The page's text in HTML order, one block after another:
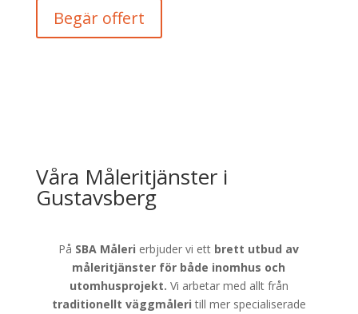
Begär offert
Våra Måleritjänster i
Gustavsberg
På SBA Måleri erbjuder vi ett brett utbud av
måleritjänster för både inomhus och
utomhusprojekt. Vi arbetar med allt från
traditionellt väggmåleri till mer specialiserade